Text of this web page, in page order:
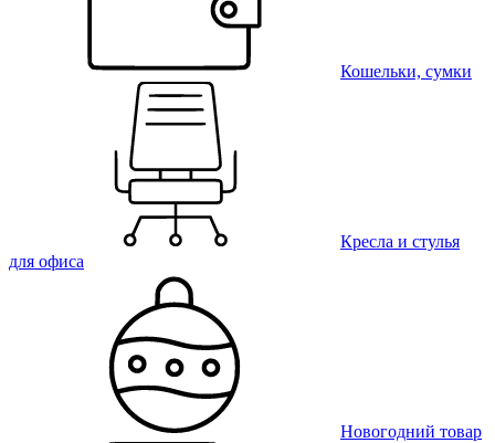
Кошельки, сумки
Кресла и стулья
для офиса
Новогодний товар